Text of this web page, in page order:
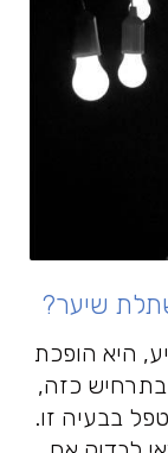
שיער?
היא הופכת
בתרחיש כזה,
בבעיה זו.